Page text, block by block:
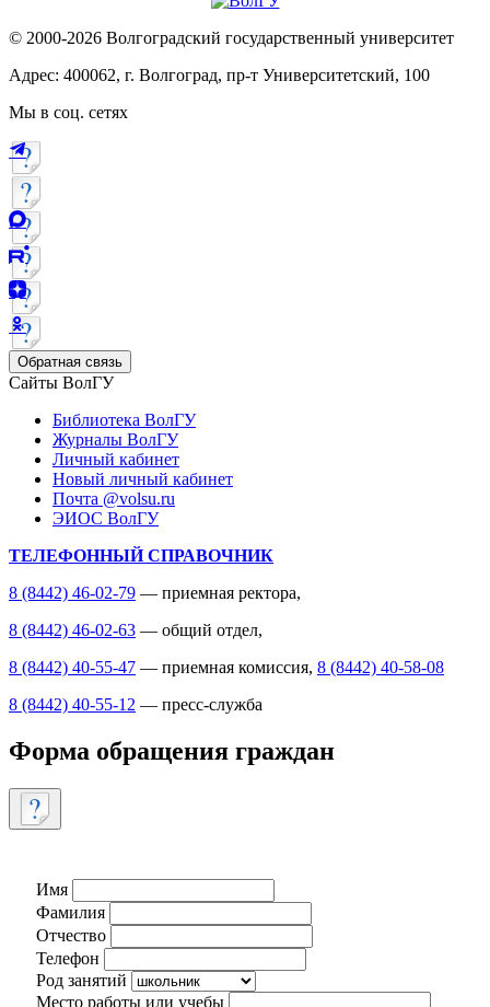
© 2000-2026 Волгоградский государственный университет
Адрес: 400062, г. Волгоград, пр-т Университетский, 100
Мы в соц. сетях
Обратная связь
Сайты ВолГУ
Библиотека ВолГУ
Журналы ВолГУ
Личный кабинет
Новый личный кабинет
Почта @volsu.ru
ЭИОС ВолГУ
ТЕЛЕФОННЫЙ СПРАВОЧНИК
8 (8442) 46-02-79 — приемная ректора,
8 (8442) 46-02-63 — общий отдел,
8 (8442) 40-55-47 — приемная комиссия, 8 (8442) 40-58-08
8 (8442) 40-55-12 — пресс-служба
Форма обращения граждан
Имя
Фамилия
Отчество
Телефон
Род занятий
Место работы или учебы